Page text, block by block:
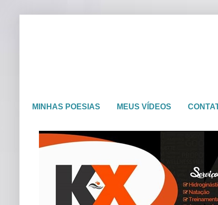
MINHAS POESIAS MEUS VÍDEOS